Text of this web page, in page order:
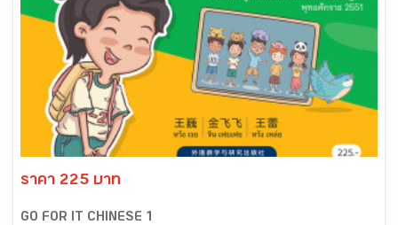
ราคา 225 บาท
GO FOR IT CHINESE 1